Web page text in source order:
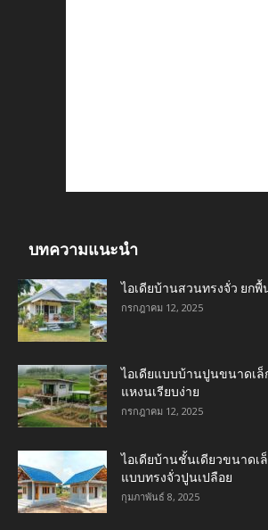
บทความแนะนำ
ไอเดียบ้านสวนทรงจั่ว ยกพื้
กรกฎาคม 12, 2025
ไอเดียแบบบ้านปูนขนาดเล็
แหงนเรียบง่าย
กรกฎาคม 12, 2025
ไอเดียบ้านชั้นเดียวขนาดเ
แบบทรงจั่วปูนเปลือย
กุมภาพันธ์ 8, 2025